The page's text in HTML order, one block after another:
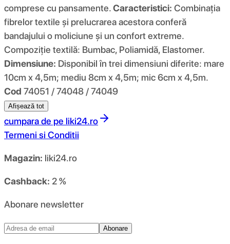
comprese cu pansamente.Caracteristici: Combinația
fibrelor textile și prelucrarea acestora conferă
bandajului o moliciune și un confort extreme.
Compoziție textilă: Bumbac, Poliamidă, Elastomer.
Dimensiune: Disponibil în trei dimensiuni diferite: mare
10cm x 4,5m; mediu 8cm x 4,5m; mic 6cm x 4,5m.
Cod 74051 / 74048 / 74049
Afișează tot
cumpara de pe liki24.ro
Termeni si Conditii
Magazin: liki24.ro
Cashback: 2 %
Abonare newsletter
Abonare